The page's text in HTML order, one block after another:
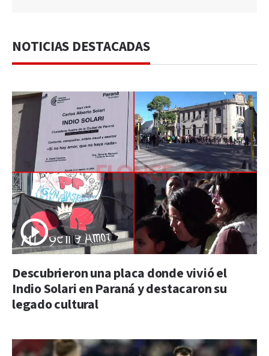
NOTICIAS DESTACADAS
Descubrieron una placa donde vivió el
Indio Solari en Paraná y destacaron su
legado cultural